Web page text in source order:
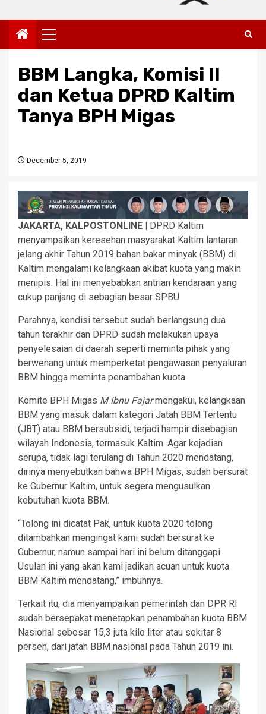
Primary
Menu
BBM Langka, Komisi II
dan Ketua DPRD Kaltim
Tanya BPH Migas
December 5, 2019
JAKARTA, KALPOSTONLINE | DPRD Kaltim
menyampaikan keresehan masyarakat Kaltim lantaran
jelang akhir Tahun 2019 bahan bakar minyak (BBM) di
Kaltim mengalami kelangkaan akibat kuota yang makin
menipis. Hal ini menyebabkan antrian kendaraan yang
cukup panjang di sebagian besar SPBU.
Parahnya, kondisi tersebut sudah berlangsung dua
tahun terakhir dan DPRD sudah melakukan upaya
penyelesaian di daerah seperti meminta pihak yang
berwenang untuk memperketat pengawasan penyaluran
BBM hingga meminta penambahan kuota.
Komite BPH Migas M Ibnu Fajarmengakui, kelangkaan
BBM yang masuk dalam kategori Jatah BBM Tertentu
(JBT) atau BBM bersubsidi, terjadi hampir disebagian
wilayah Indonesia, termasuk Kaltim. Agar kejadian
serupa, tidak lagi terulang di Tahun 2020 mendatang,
dirinya menyebutkan bahwa BPH Migas, sudah bersurat
ke Gubernur Kaltim, untuk segera mengusulkan
kebutuhan kuota BBM.
“Tolong ini dicatat Pak, untuk kuota 2020 tolong
ditambahkan mengingat kami sudah bersurat ke
Gubernur, namun sampai hari ini belum ditanggapi.
Usulan ini yang akan kami jadikan acuan untuk kuota
BBM Kaltim mendatang,” imbuhnya.
Terkait itu, dia menyampaikan pemerintah dan DPR RI
sudah bersepakat menetapkan penambahan kuota BBM
Nasional sebesar 15,3 juta kilo liter atau sekitar 8
persen, dari jatah BBM nasional pada Tahun 2019 ini.